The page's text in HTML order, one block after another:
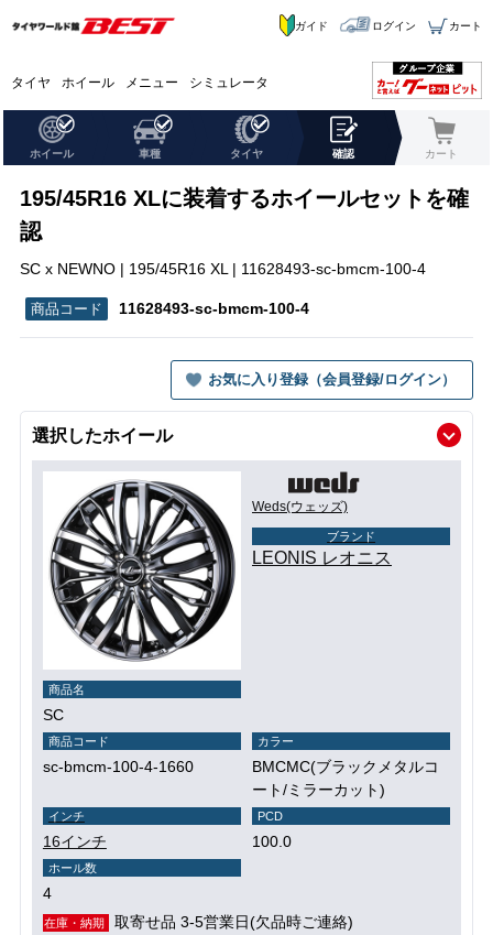
タイヤ ホイール メニュー シミュレータ
ガイド ログイン カート
ホイール 車種 タイヤ 確認 カート
195/45R16 XLに装着するホイールセットを確
認
SC x NEWNO | 195/45R16 XL | 11628493-sc-bmcm-100-4
11628493-sc-bmcm-100-4
お気に入り登録（会員登録/ログイン）
選択したホイール
Weds(ウェッズ)
ブランド
LEONIS レオニス
商品名
SC
商品コード
sc-bmcm-100-4-1660
カラー
BMCMC(ブラックメタルコ
ート/ミラーカット)
インチ
16インチ
PCD
100.0
ホール数
4
在庫・納期 取寄せ品 3-5営業日(欠品時ご連絡)